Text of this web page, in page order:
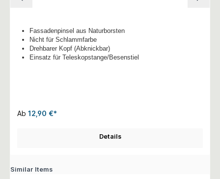
Fassadenpinsel aus Naturborsten
Nicht für Schlammfarbe
Drehbarer Kopf (Abknickbar)
Einsatz für Teleskopstange/Besenstiel
Ab 12,90 €*
Details
Similar Items